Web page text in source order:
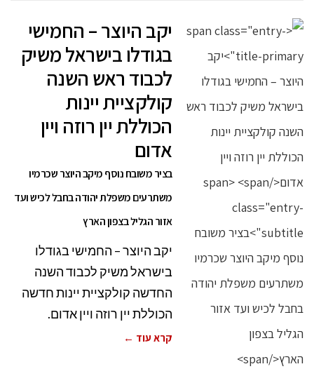
יקב היוצר – החמישי
בגודלו בישראל משיק
לכבוד ראש השנה
קולקציית יינות
הכוללת יין רוזה ויין
אדום
בציר משובח נוסף מיקב היוצר שכרמיו
משתרעים משפלת יהודה בחבל לכיש ועד
אזור הגליל בצפון הארץ
יקב היוצר – החמישי בגודלו
בישראל משיק לכבוד השנה
החדשה קולקציית יינות חדשה
הכוללת יין רוזה ויין אדום.
קרא עוד ←